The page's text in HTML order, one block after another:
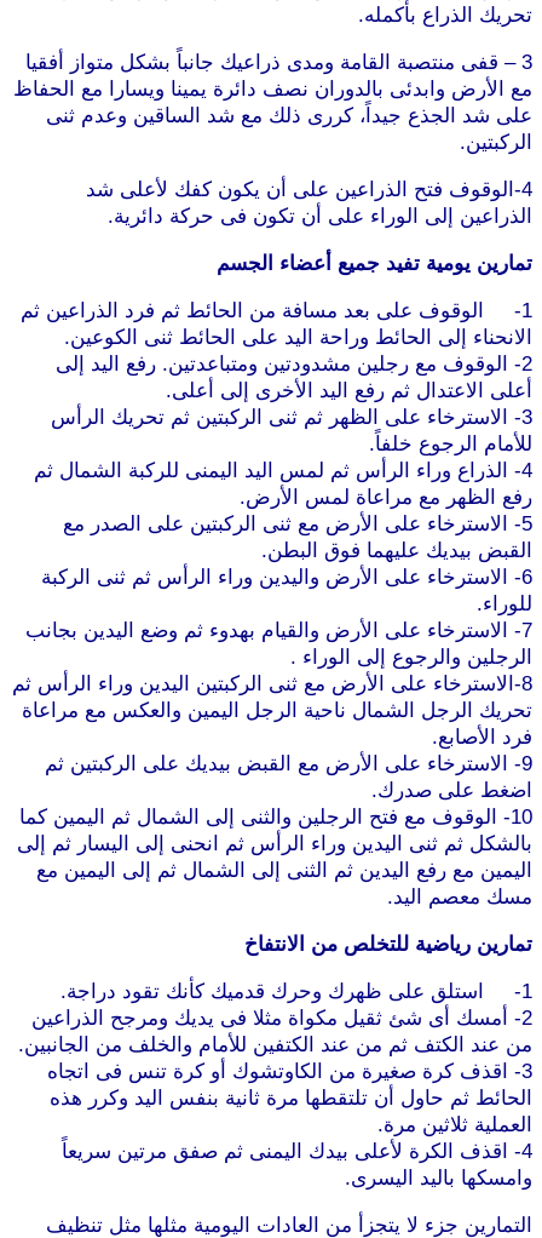
تحريك الذراع بأكمله.
3 – قفى منتصبة القامة ومدى ذراعيك جانباً بشكل متواز أفقيا
مع الأرض وابدئى بالدوران نصف دائرة يمينا ويسارا مع الحفاظ
على شد الجذع جيداً، كررى ذلك مع شد الساقين وعدم ثنى
الركبتين.
4-الوقوف فتح الذراعين على أن يكون كفك لأعلى شد
الذراعين إلى الوراء على أن تكون فى حركة دائرية.
تمارين يومية تفيد جميع أعضاء الجسم
1- الوقوف على بعد مسافة من الحائط ثم فرد الذراعين ثم
الانحناء إلى الحائط وراحة اليد على الحائط ثنى الكوعين.
2- الوقوف مع رجلين مشدودتين ومتباعدتين. رفع اليد إلى
أعلى الاعتدال ثم رفع اليد الأخرى إلى أعلى.
3- الاسترخاء على الظهر ثم ثنى الركبتين ثم تحريك الرأس
للأمام الرجوع خلفاً.
4- الذراع وراء الرأس ثم لمس اليد اليمنى للركبة الشمال ثم
رفع الظهر مع مراعاة لمس الأرض.
5- الاسترخاء على الأرض مع ثنى الركبتين على الصدر مع
القبض بيديك عليهما فوق البطن.
6- الاسترخاء على الأرض واليدين وراء الرأس ثم ثنى الركبة
للوراء.
7- الاسترخاء على الأرض والقيام بهدوء ثم وضع اليدين بجانب
الرجلين والرجوع إلى الوراء .
8-الاسترخاء على الأرض مع ثنى الركبتين اليدين وراء الرأس ثم
تحريك الرجل الشمال ناحية الرجل اليمين والعكس مع مراعاة
فرد الأصابع.
9- الاسترخاء على الأرض مع القبض بيديك على الركبتين ثم
اضغط على صدرك.
10- الوقوف مع فتح الرجلين والثنى إلى الشمال ثم اليمين كما
بالشكل ثم ثنى اليدين وراء الرأس ثم انحنى إلى اليسار ثم إلى
اليمين مع رفع اليدين ثم الثنى إلى الشمال ثم إلى اليمين مع
مسك معصم اليد.
تمارين رياضية للتخلص من الانتفاخ
1- استلق على ظهرك وحرك قدميك كأنك تقود دراجة.
2- أمسك أى شئ ثقيل مكواة مثلا فى يديك ومرجح الذراعين
من عند الكتف ثم من عند الكتفين للأمام والخلف من الجانبين.
3- اقذف كرة صغيرة من الكاوتشوك أو كرة تنس فى اتجاه
الحائط ثم حاول أن تلتقطها مرة ثانية بنفس اليد وكرر هذه
العملية ثلاثين مرة.
4- اقذف الكرة لأعلى بيدك اليمنى ثم صفق مرتين سريعاً
وامسكها باليد اليسرى.
التمارين جزء لا يتجزأ من العادات اليومية مثلها مثل تنظيف